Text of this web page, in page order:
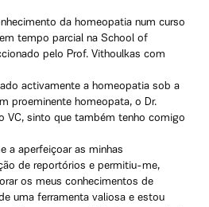
da homeopatia num curso
tempo parcial na School of
pelo Prof. Vithoulkas com
activamente a homeopatia sob a
proeminente homeopata, o Dr.
VC, sinto que também tenho comigo
a aperfeiçoar as minhas
de reportórios e permitiu-me,
os meus conhecimentos de
uma ferramenta valiosa e estou